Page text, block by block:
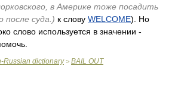
в Америке тоже посадить
суда.) к слову WELCOME). Но
слово используется в значении -
Russian dictionary> BAIL OUT